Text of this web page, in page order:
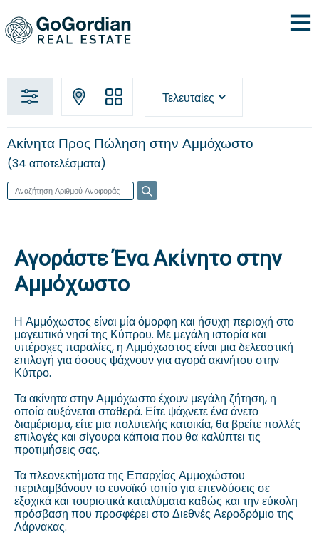
Ακίνητα Προς Πώληση στην Αμμόχωστο
34 αποτελέσματα
Αγοράστε Ένα Ακίνητο στην
Αμμόχωστο
Η Αμμόχωστος είναι μία όμορφη και ήσυχη περιοχή στο
μαγευτικό νησί της Κύπρου. Με μεγάλη ιστορία και
υπέροχες παραλίες, η Αμμόχωστος είναι μια δελεαστική
επιλογή για όσους ψάχνουν για αγορά ακινήτου στην
Κύπρο.
Τα ακίνητα στην Αμμόχωστο έχουν μεγάλη ζήτηση, η
οποία αυξάνεται σταθερά. Είτε ψάχνετε ένα άνετο
διαμέρισμα, είτε μια πολυτελής κατοικία, θα βρείτε πολλές
επιλογές και σίγουρα κάποια που θα καλύπτει τις
προτιμήσεις σας.
Τα πλεονεκτήματα της Επαρχίας Αμμοχώστου
περιλαμβάνουν το ευνοϊκό τοπίο για επενδύσεις σε
εξοχικά και τουριστικά καταλύματα καθώς και την εύκολη
πρόσβαση που προσφέρει στο Διεθνές Αεροδρόμιο της
Λάρνακας.